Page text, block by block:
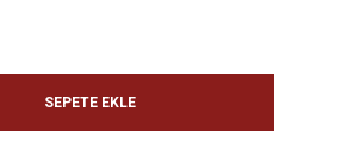
SEPETE EKLE